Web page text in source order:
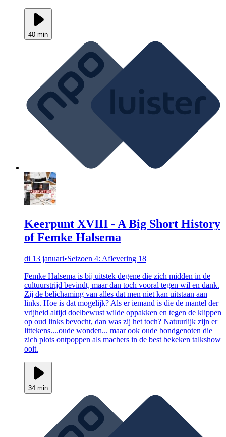
40 min
Keerpunt XVIII - A Big Short History
of Femke Halsema
di 13 januari•Seizoen 4: Aflevering 18
Femke Halsema is bij uitstek degene die zich midden in de
cultuurstrijd bevindt, maar dan toch vooral tegen wil en dank.
Zij de belichaming van alles dat men niet kan uitstaan aan
links. Hoe is dat mogelijk? Als er iemand is die de mantel der
vrijheid altijd doelbewust wilde oppakken en tegen de klippen
op oud links bevocht, dan was zij het toch? Natuurlijk zijn er
littekens....oude wonden... maar ook oude bondgenoten die
zich plots ontpoppen als machers in de best bekeken talkshow
ooit.
34 min